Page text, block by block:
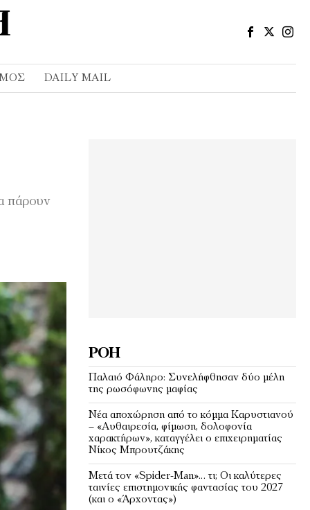
DAILY MAIL
πάρουν
ΡΟΉ
Παλαιό Φάληρο: Συνελήφθησαν δύο μέλη
της ρωσόφωνης μαφίας
Νέα αποχώρηση από το κόμμα Καρυστιανού
– «Αυθαιρεσία, φίμωση, δολοφονία
χαρακτήρων», καταγγέλει ο επιχειρηματίας
Νίκος Μπρουτζάκης
Μετά τον «Spider-Man»… τι; Oι καλύτερες
ταινίες επιστημονικής φαντασίας του 2027
(και ο «Άρχοντας»)